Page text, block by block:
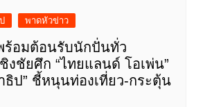
พาดหัวข่าว
ร้อมต้อนรับนักปั่นทั่ว
งชัยศึก “ไทยแลนด์ โอเพ่น”
ธิป” ชี้หนุนท่องเที่ยว-กระตุ้น